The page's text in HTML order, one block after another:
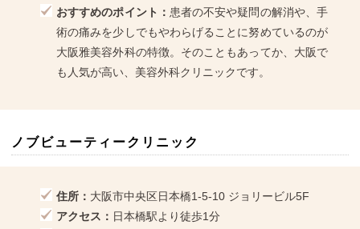
おすすめのポイント： 患者の不安や疑問の解消や、手
術の痛みを少しでもやわらげることに努めているのが
大阪雅美容外科の特徴。そのこともあってか、大阪で
も人気が高い、美容外科クリニックです。
ノブビューティークリニック
住所： 大阪市中央区日本橋1-5-10 ジョリービル5F
アクセス： 日本橋駅より徒歩1分